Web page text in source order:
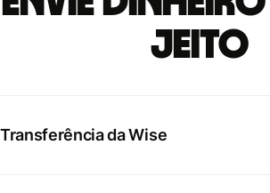
jeito
Transferência da Wise